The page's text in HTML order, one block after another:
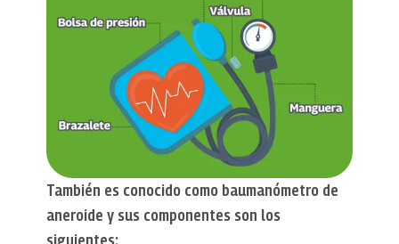
También es conocido como baumanómetro de
aneroide y sus componentes son los
siguientes: